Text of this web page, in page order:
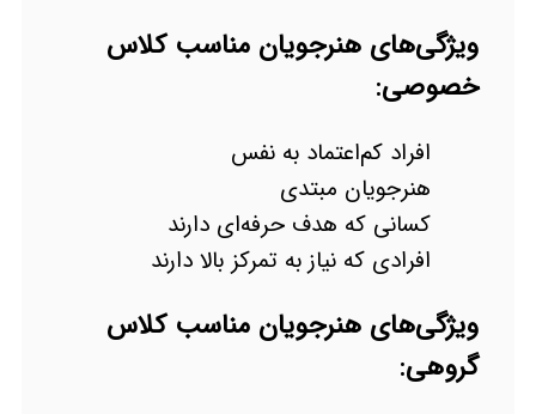
ویژگی‌های هنرجویان مناسب کلاس
خصوصی:
افراد کم‌اعتماد به نفس
هنرجویان مبتدی
کسانی که هدف حرفه‌ای دارند
افرادی که نیاز به تمرکز بالا دارند
ویژگی‌های هنرجویان مناسب کلاس
گروهی: